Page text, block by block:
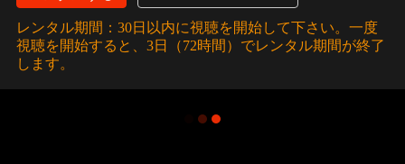
レンタル期間：30日以内に視聴を開始して下さい。一度
視聴を開始すると、3日（72時間）でレンタル期間が終了
します。